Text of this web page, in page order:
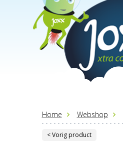
Home Webshop
< Vorig product